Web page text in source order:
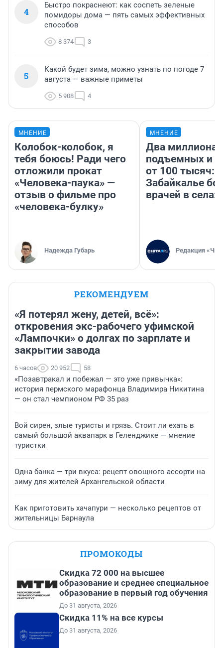
4
Быстро покраснеют: как соспеть зеленые
помидоры дома — пять самых эффективных
способов
8 374 3
5
Какой будет зима, можно узнать по погоде 7
августа — важные приметы
5 908 4
МНЕНИЕ
Колобок-колобок, я
тебя боюсь! Ради чего
отложили прокат
«Человека-паука» —
отзыв о фильме про
«человека-булку»
Надежда Губарь
МНЕНИЕ
Два миллиона
подъемных и
от 100 тысяч:
Забайкалье
врачей в селах
Редакция
РЕКОМЕНДУЕМ
«Я потерял жену, детей, всё»:
откровения экс-рабочего уфимской
«Лампочки» о долгах по зарплате и
закрытии завода
6 часов 20 952 58
«Позавтракал и побежал — это уже привычка»:
история пермского марафонца Владимира Никитина
— он стал чемпионом РФ 35 раз
Вой сирен, злые туристы и грязь. Стоит ли ехать в
самый большой аквапарк в Геленджике — мнение
туристки
Одна банка — три вкуса: рецепт овощного ассорти на
зиму для жителей Архангельской области
Как приготовить хачапури — несколько рецептов от
жительницы Барнаула
ПРОМОКОДЫ
Скидка 72 000 на высшее
образование и среднее специальное
образование в первый год обучения
До 31 августа, 2026
Скидка 11% на все курсы
До 31 августа, 2026